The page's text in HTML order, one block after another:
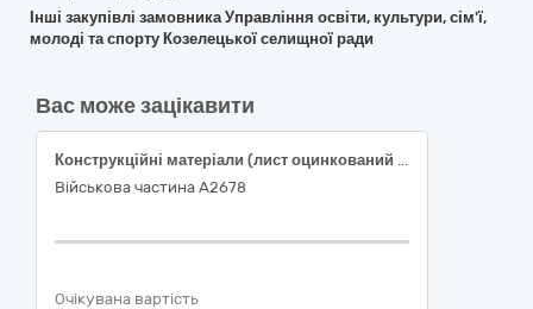
Інші закупівлі замовника Управління освіти, культури, сім'ї,
молоді та спорту Козелецької селищної ради
Вас може зацікавити
Конструкційні матеріали (лист оцинкований плоский (0,45) RAL6020)
Військова частина А2678
Очікувана вартість